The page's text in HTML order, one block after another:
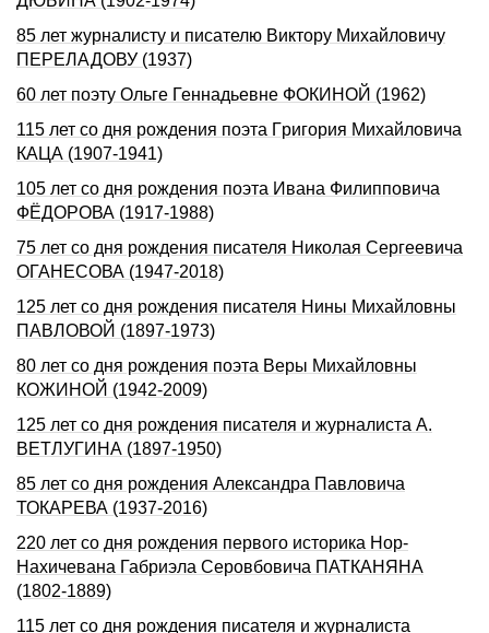
85 лет журналисту и писателю Виктору Михайловичу
ПЕРЕЛАДОВУ (1937)
60 лет поэту Ольге Геннадьевне ФОКИНОЙ (1962)
115 лет со дня pождения поэта Гpигоpия Михайловича
КАЦА (1907-1941)
105 лет со дня рождения поэта Ивана Филипповича
ФЁДОРОВА (1917-1988)
75 лет со дня рождения писателя Николая Сергеевича
ОГАHЕСОВА (1947-2018)
125 лет со дня рождения писателя Нины Михайловны
ПАВЛОВОЙ (1897-1973)
80 лет со дня рождения поэта Веры Михайловны
КОЖИНОЙ (1942-2009)
125 лет со дня рождения писателя и журналиста А.
ВЕТЛУГИHА (1897-1950)
85 лет со дня рождения Александра Павловича
ТОКАРЕВА (1937-2016)
220 лет со дня рождения первого историка Нор-
Нахичевана Габриэла Серовбовича ПАТКАНЯНА
(1802-1889)
115 лет со дня рождения писателя и журналиста